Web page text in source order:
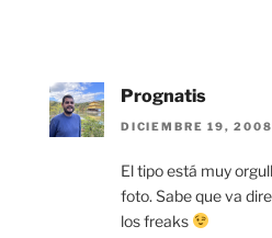
Prognatis
DICIEMBRE 19,
El tipo está muy
foto. Sabe que va
los freaks